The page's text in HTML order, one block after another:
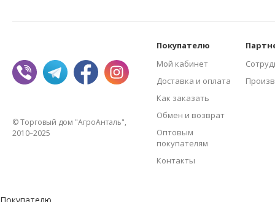
© Торговый дом "АгроАнталь",
2010–2025
Покупателю
Мой кабинет
Доставка и оплата
Как заказать
Обмен и возврат
Оптовым
покупателям
Контакты